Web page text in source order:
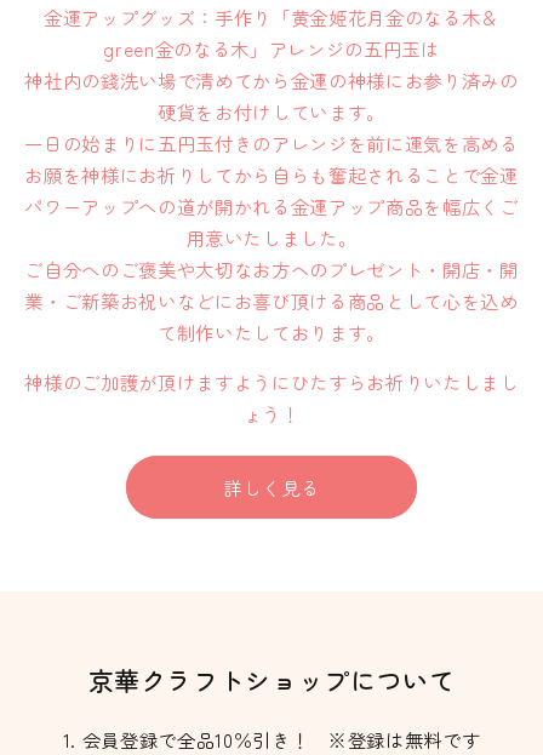
金運アップグッズ：手作り「黄金姫花月金のなる木＆
green金のなる木」アレンジの五円玉は
神社内の錢洗い場で清めてから金運の神様にお参り済みの
硬貨をお付けしています。
一日の始まりに五円玉付きのアレンジを前に運気を高める
お願を神様にお祈りしてから自らも奮起されることで金運
パワーアップへの道が開かれる金運アップ商品を幅広くご
用意いたしました。
ご自分へのご褒美や大切なお方へのプレゼント・開店・開
業・ご新築お祝いなどにお喜び頂ける商品として心を込め
て制作いたしております。
神様のご加護が頂けますようにひたすらお祈りいたしまし
ょう！
詳しく見る
京華クラフトショップについて
会員登録で全品10％引き！ ※登録は無料です